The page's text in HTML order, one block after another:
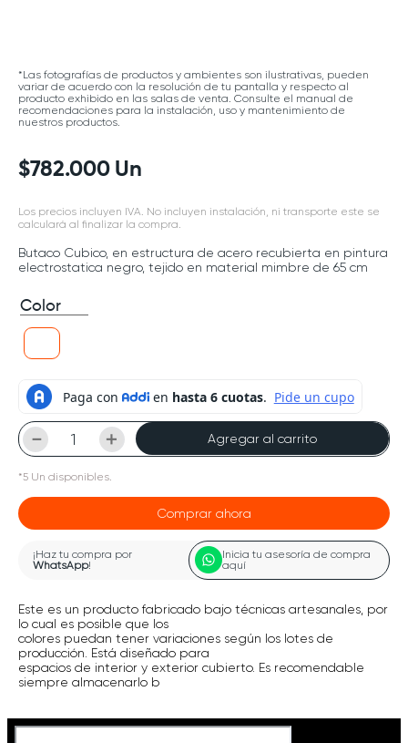
*Las fotografías de productos y ambientes son ilustrativas, pueden
variar de acuerdo con la resolución de tu pantalla y respecto al
producto exhibido en las salas de venta. Consulte el manual de
recomendaciones para la instalación, uso y mantenimiento de
nuestros productos.
$782.000 Un
Los precios incluyen IVA. No incluyen instalación, ni transporte este se
calculará al finalizar la compra.
Butaco Cubico, en estructura de acero recubierta en pintura
electrostatica negro, tejido en material mimbre de 65 cm
Color
＋
－ Agregar al carrito
*5 Un disponibles.
Comprar ahora
¡Haz tu compra por
WhatsApp!
Inicia tu asesoría de compra
aquí
Este es un producto fabricado bajo técnicas artesanales, por
lo cual es posible que los
colores puedan tener variaciones según los lotes de
producción. Está diseñado para
espacios de interior y exterior cubierto. Es recomendable
siempre almacenarlo b